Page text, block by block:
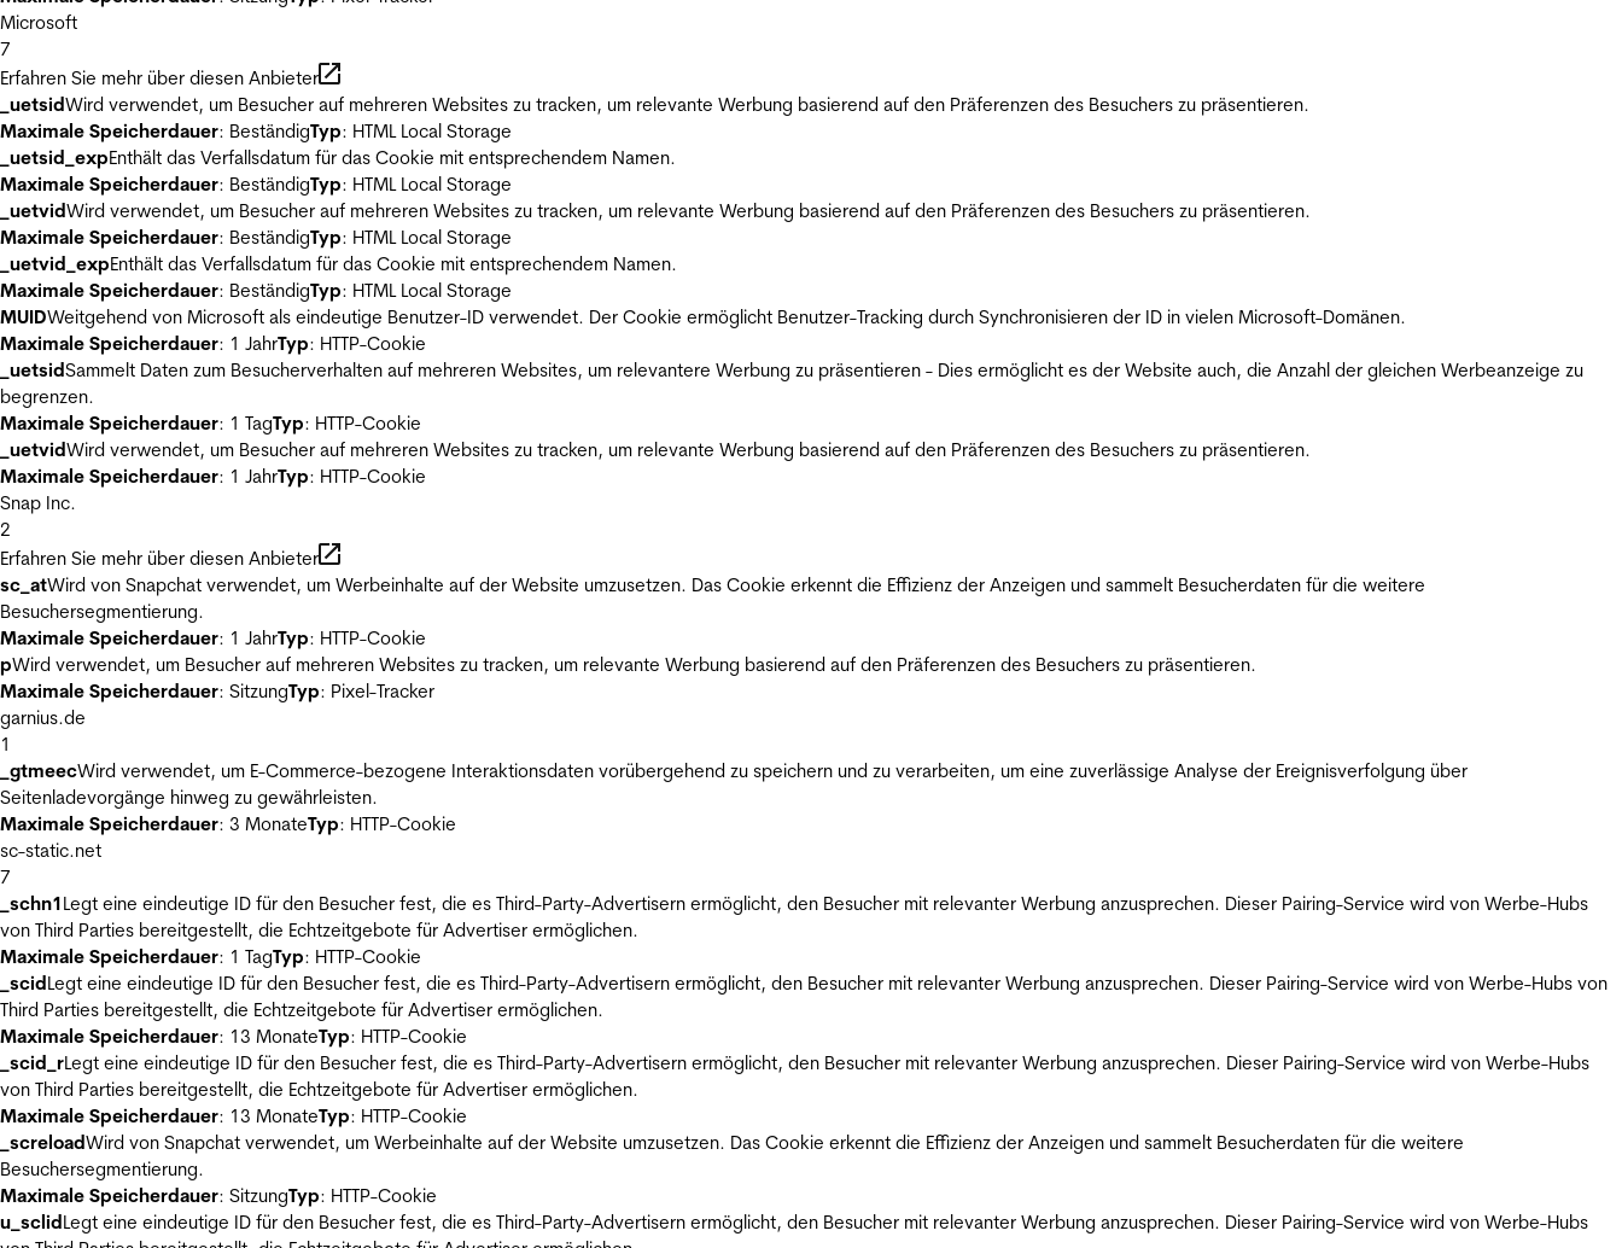
Microsoft
7
Erfahren Sie mehr über diesen Anbieter
_uetsidWird verwendet, um Besucher auf mehreren Websites zu tracken, um relevante Werbung basierend auf den Präferenzen des Besuchers zu präsentieren.
Maximale Speicherdauer: BeständigTyp: HTML Local Storage
_uetsid_expEnthält das Verfallsdatum für das Cookie mit entsprechendem Namen.
Maximale Speicherdauer: BeständigTyp: HTML Local Storage
_uetvidWird verwendet, um Besucher auf mehreren Websites zu tracken, um relevante Werbung basierend auf den Präferenzen des Besuchers zu präsentieren.
Maximale Speicherdauer: BeständigTyp: HTML Local Storage
_uetvid_expEnthält das Verfallsdatum für das Cookie mit entsprechendem Namen.
Maximale Speicherdauer: BeständigTyp: HTML Local Storage
MUIDWeitgehend von Microsoft als eindeutige Benutzer-ID verwendet. Der Cookie ermöglicht Benutzer-Tracking durch Synchronisieren der ID in vielen Microsoft-Domänen.
Maximale Speicherdauer: 1 JahrTyp: HTTP-Cookie
_uetsidSammelt Daten zum Besucherverhalten auf mehreren Websites, um relevantere Werbung zu präsentieren - Dies ermöglicht es der Website auch, die Anzahl der gleichen Werbeanzeige zu
begrenzen.
Maximale Speicherdauer: 1 TagTyp: HTTP-Cookie
_uetvidWird verwendet, um Besucher auf mehreren Websites zu tracken, um relevante Werbung basierend auf den Präferenzen des Besuchers zu präsentieren.
Maximale Speicherdauer: 1 JahrTyp: HTTP-Cookie
Snap Inc.
2
Erfahren Sie mehr über diesen Anbieter
sc_atWird von Snapchat verwendet, um Werbeinhalte auf der Website umzusetzen. Das Cookie erkennt die Effizienz der Anzeigen und sammelt Besucherdaten für die weitere
Besuchersegmentierung.
Maximale Speicherdauer: 1 JahrTyp: HTTP-Cookie
pWird verwendet, um Besucher auf mehreren Websites zu tracken, um relevante Werbung basierend auf den Präferenzen des Besuchers zu präsentieren.
Maximale Speicherdauer: SitzungTyp: Pixel-Tracker
garnius.de
1
_gtmeecWird verwendet, um E-Commerce-bezogene Interaktionsdaten vorübergehend zu speichern und zu verarbeiten, um eine zuverlässige Analyse der Ereignisverfolgung über
Seitenladevorgänge hinweg zu gewährleisten.
Maximale Speicherdauer: 3 MonateTyp: HTTP-Cookie
sc-static.net
7
_schn1Legt eine eindeutige ID für den Besucher fest, die es Third-Party-Advertisern ermöglicht, den Besucher mit relevanter Werbung anzusprechen. Dieser Pairing-Service wird von Werbe-Hubs
von Third Parties bereitgestellt, die Echtzeitgebote für Advertiser ermöglichen.
Maximale Speicherdauer: 1 TagTyp: HTTP-Cookie
_scidLegt eine eindeutige ID für den Besucher fest, die es Third-Party-Advertisern ermöglicht, den Besucher mit relevanter Werbung anzusprechen. Dieser Pairing-Service wird von Werbe-Hubs von
Third Parties bereitgestellt, die Echtzeitgebote für Advertiser ermöglichen.
Maximale Speicherdauer: 13 MonateTyp: HTTP-Cookie
_scid_rLegt eine eindeutige ID für den Besucher fest, die es Third-Party-Advertisern ermöglicht, den Besucher mit relevanter Werbung anzusprechen. Dieser Pairing-Service wird von Werbe-Hubs
von Third Parties bereitgestellt, die Echtzeitgebote für Advertiser ermöglichen.
Maximale Speicherdauer: 13 MonateTyp: HTTP-Cookie
_screloadWird von Snapchat verwendet, um Werbeinhalte auf der Website umzusetzen. Das Cookie erkennt die Effizienz der Anzeigen und sammelt Besucherdaten für die weitere
Besuchersegmentierung.
Maximale Speicherdauer: SitzungTyp: HTTP-Cookie
u_sclidLegt eine eindeutige ID für den Besucher fest, die es Third-Party-Advertisern ermöglicht, den Besucher mit relevanter Werbung anzusprechen. Dieser Pairing-Service wird von Werbe-Hubs